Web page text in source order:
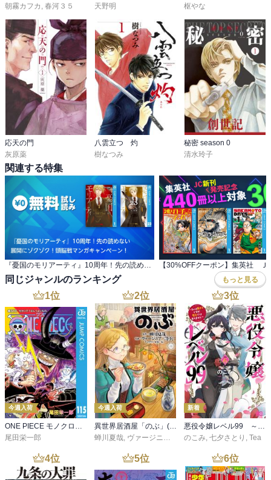
朝霧カフカ , 春河３５
天野明
枢やな
応天の門
灰原薬
八雲立つ 灼
樹なつみ
秘密 season 0
清水玲子
関連する特集
同じジャンルのランキング もっと見る
1位
今週入荷
ONE PIECE モノクロ版 115
尾田栄一郎
2位
今週入荷
異世界居酒屋「のぶ」(22)
蝉川夏哉, ヴァージニア二等兵 ,転
3位
新着
悪役令嬢レベル99 ～私は裏ボスですが魔王ではありません～ その６
のこみ, 七夕さとり , Tea
4位 5位 6位